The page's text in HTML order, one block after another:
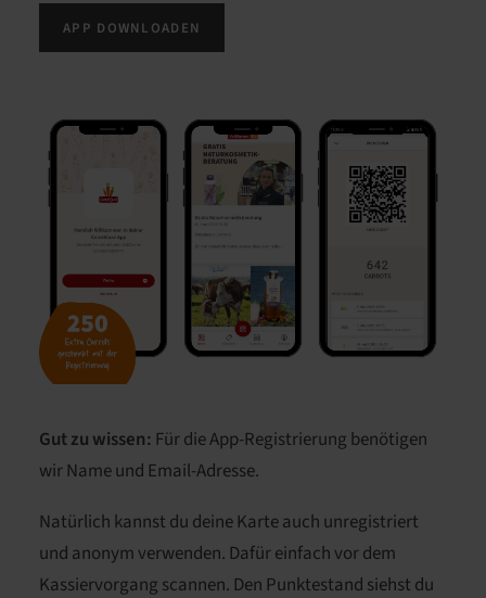
APP DOWNLOADEN
Gut zu wissen: Für die App-Registrierung benötigen
wir Name und Email-Adresse.
Natürlich kannst du deine Karte auch unregistriert
und anonym verwenden. Dafür einfach vor dem
Kassiervorgang scannen. Den Punktestand siehst du